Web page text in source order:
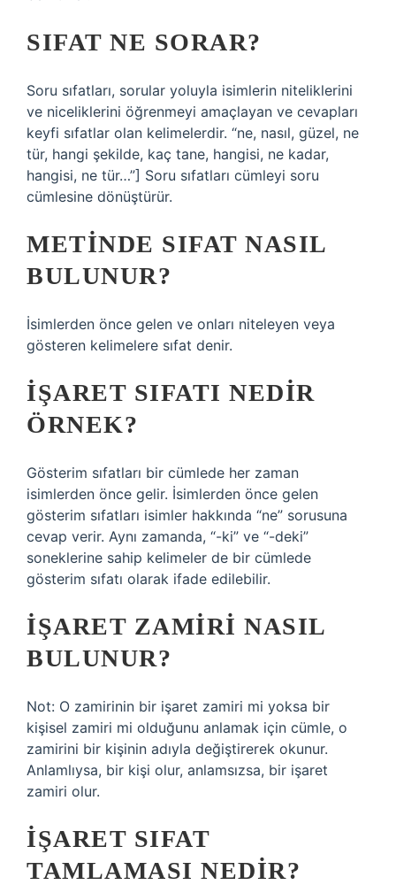
SIFAT NE SORAR?
Soru sıfatları, sorular yoluyla isimlerin niteliklerini
ve niceliklerini öğrenmeyi amaçlayan ve cevapları
keyfi sıfatlar olan kelimelerdir. “ne, nasıl, güzel, ne
tür, hangi şekilde, kaç tane, hangisi, ne kadar,
hangisi, ne tür…”] Soru sıfatları cümleyi soru
cümlesine dönüştürür.
METINDE SIFAT NASIL
BULUNUR?
İsimlerden önce gelen ve onları niteleyen veya
gösteren kelimelere sıfat denir.
İŞARET SIFATI NEDIR
ÖRNEK?
Gösterim sıfatları bir cümlede her zaman
isimlerden önce gelir. İsimlerden önce gelen
gösterim sıfatları isimler hakkında “ne” sorusuna
cevap verir. Aynı zamanda, “-ki” ve “-deki”
soneklerine sahip kelimeler de bir cümlede
gösterim sıfatı olarak ifade edilebilir.
İŞARET ZAMIRI NASIL
BULUNUR?
Not: O zamirinin bir işaret zamiri mi yoksa bir
kişisel zamiri mi olduğunu anlamak için cümle, o
zamirini bir kişinin adıyla değiştirerek okunur.
Anlamlıysa, bir kişi olur, anlamsızsa, bir işaret
zamiri olur.
İŞARET SIFAT
TAMLAMASI NEDIR?